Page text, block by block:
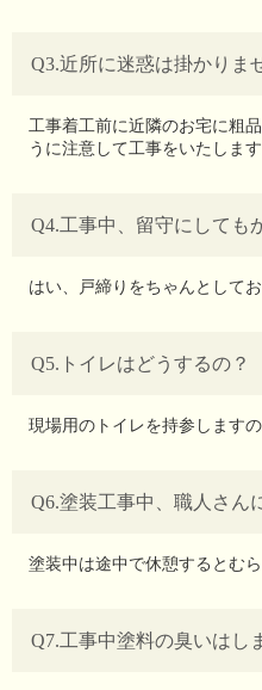
Q3.近所に迷惑は掛かりま
工事着工前に近隣のお宅に粗
うに注意して工事をいたします
Q4.工事中、留守にしても
はい、戸締りをちゃんとして
Q5.トイレはどうするの？
現場用のトイレを持参します
Q6.塗装工事中、職人さん
塗装中は途中で休憩するとむ
Q7.工事中塗料の臭いはし